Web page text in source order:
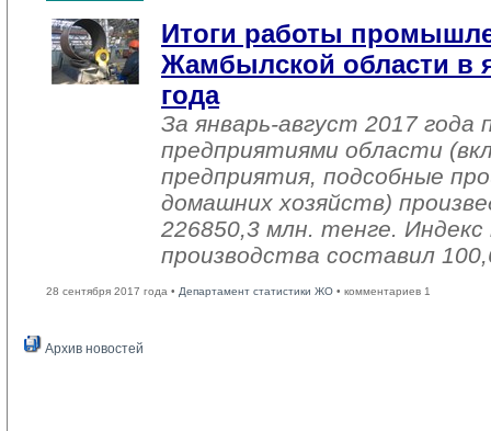
Итоги работы
Жамбылской области в
года
За январь-август 2017
предприятиями области
предприятия, подсобные
домашних хозяйств)
226850,3 млн. тенге.
производства составил
28 сентября 2017 года • Департамент статистики ЖО • комментариев 1
Архив новостей